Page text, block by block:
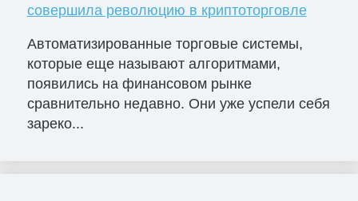
совершила революцию в криптоторговле
Автоматизированные торговые системы,
которые еще называют алгоритмами,
появились на финансовом рынке
сравнительно недавно. Они уже успели себя
зареко...